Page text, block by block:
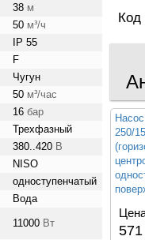
38 м
50 м³/ч
IP 55
F
Чугун
50 м³/час
16 бар
Трехфазный
380..420 В
NISO
одноступенчатый
Вода
11000 Вт
Код
250/
571